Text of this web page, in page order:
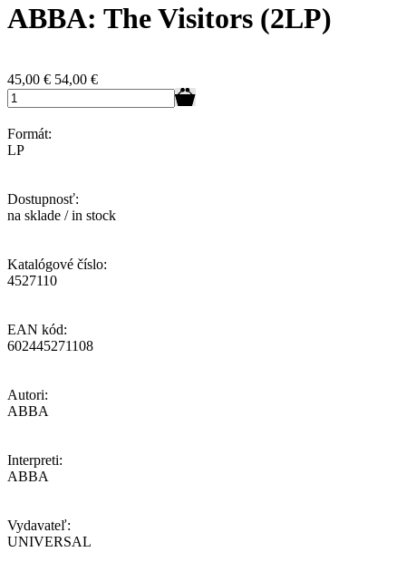
ABBA: The Visitors (2LP)
45,00 € 54,00 €
Formát:
LP
Dostupnosť:
na sklade / in stock
Katalógové číslo:
4527110
EAN kód:
602445271108
Autori:
ABBA
Interpreti:
ABBA
Vydavateľ:
UNIVERSAL